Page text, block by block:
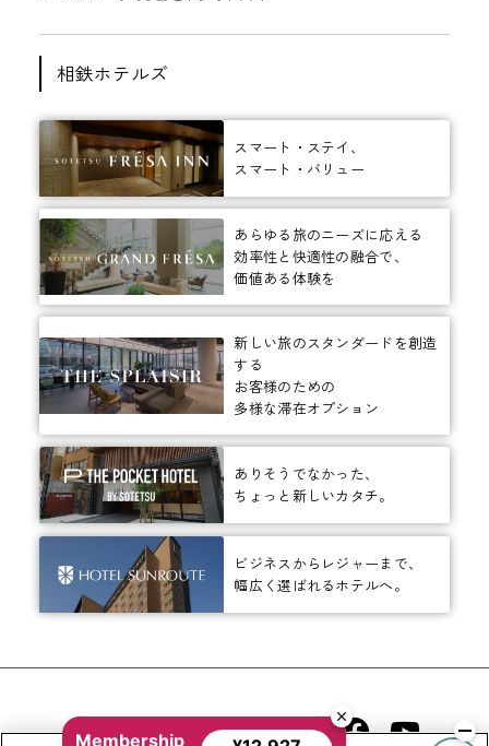
相鉄ホテルズ
スマート・ステイ、
スマート・バリュー
あらゆる旅のニーズに応える
効率性と快適性の融合で、
価値ある体験を
新しい旅のスタンダードを創造
する
お客様のための
多様な滞在オプション
ありそうでなかった、
ちょっと新しいカタチ。
ビジネスからレジャーまで、
幅広く選ばれるホテルへ。
相鉄ホテルズ 公式SNS
Membership